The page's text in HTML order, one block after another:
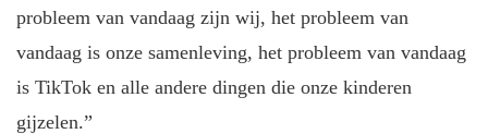
probleem van vandaag zijn wij, het probleem van
vandaag is onze samenleving, het probleem van vandaag
is TikTok en alle andere dingen die onze kinderen
gijzelen.”